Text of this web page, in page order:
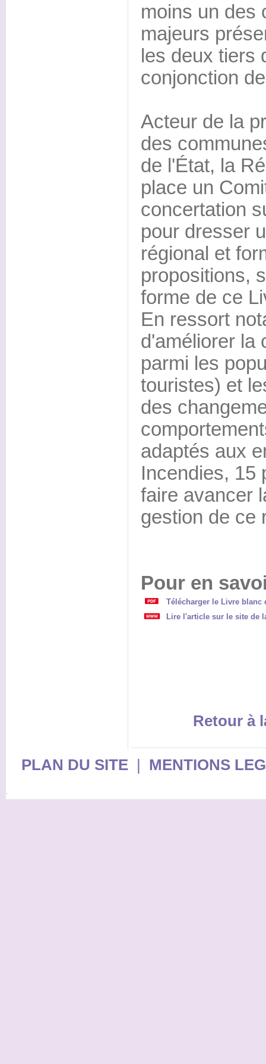
moins un des
majeurs
les deux tiers
conjonction
Acteur de la
des
de l'État, la
place un
concertation
pour dresser
régional et
propositions,
forme de ce
En ressort
d'améliorer la
parmi les
touristes) et
des
adaptés aux
Incendies, 15
faire avancer
gestion de ce
Pour en
Télécharger le Livre blanc
Lire l'article sur le site de
Retour à
PLAN DU SITE| MENTIONS